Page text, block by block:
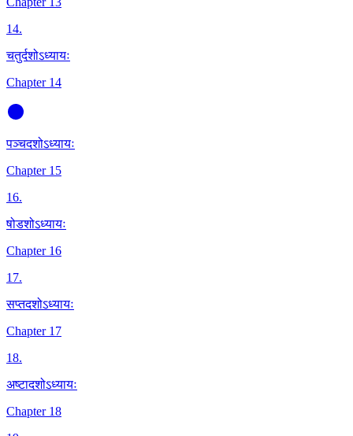
14.
चतुर्दशोऽध्यायः
Chapter 14
पञ्चदशोऽध्यायः
Chapter 15
16.
षोडशोऽध्यायः
Chapter 16
17.
सप्तदशोऽध्यायः
Chapter 17
18.
अष्टादशोऽध्यायः
Chapter 18